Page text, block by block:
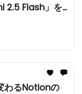
2.5 Flash」を
プロンプトの
わるNotionの